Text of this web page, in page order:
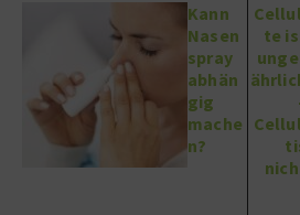
Kann
Nasen
spray
abhän
gig
mache
n?
te